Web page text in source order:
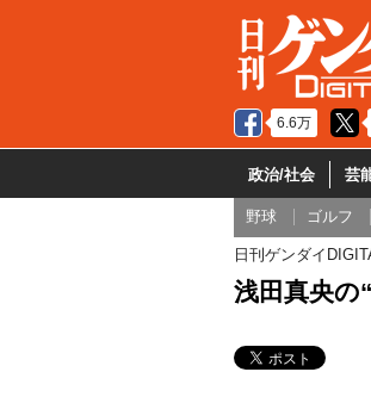
6.6万
政治/社会 芸
野球 ゴルフ
日刊ゲンダイ
浅田真央の